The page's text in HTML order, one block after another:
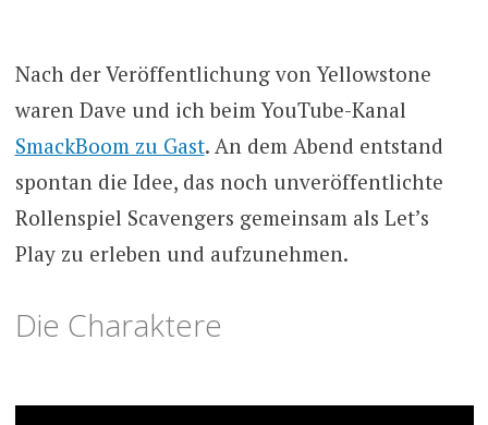
Nach der Veröffentlichung von Yellowstone
waren Dave und ich beim YouTube-Kanal
SmackBoom zu Gast. An dem Abend entstand
spontan die Idee, das noch unveröffentlichte
Rollenspiel Scavengers gemeinsam als Let’s
Play zu erleben und aufzunehmen.
Die Charaktere